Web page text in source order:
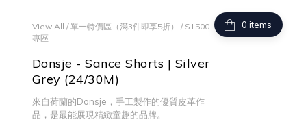
items
View All /單一特價區（滿3件即享5折） / $1500
專區
Donsje - Sance Shorts | Silver
Grey (24/30M)
來自荷蘭的Donsje，手工製作的優質皮革作
品，是最能展現精緻童趣的品牌。